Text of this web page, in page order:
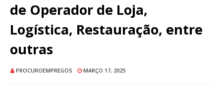
de Operador de Loja,
Logística, Restauração, entre
outras
PROCUROEMPREGOS MARÇO 17, 2025